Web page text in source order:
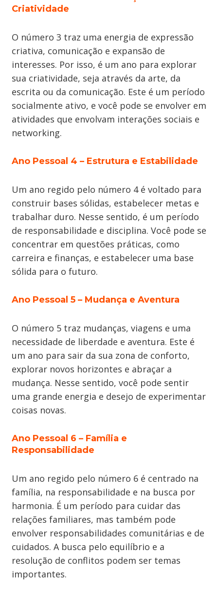
Criatividade
O número 3 traz uma energia de expressão
criativa, comunicação e expansão de
interesses. Por isso, é um ano para explorar
sua criatividade, seja através da arte, da
escrita ou da comunicação. Este é um período
socialmente ativo, e você pode se envolver em
atividades que envolvam interações sociais e
networking.
Ano Pessoal 4 – Estrutura e Estabilidade
Um ano regido pelo número 4 é voltado para
construir bases sólidas, estabelecer metas e
trabalhar duro. Nesse sentido, é um período
de responsabilidade e disciplina. Você pode se
concentrar em questões práticas, como
carreira e finanças, e estabelecer uma base
sólida para o futuro.
Ano Pessoal 5 – Mudança e Aventura
O número 5 traz mudanças, viagens e uma
necessidade de liberdade e aventura. Este é
um ano para sair da sua zona de conforto,
explorar novos horizontes e abraçar a
mudança. Nesse sentido, você pode sentir
uma grande energia e desejo de experimentar
coisas novas.
Ano Pessoal 6 – Família e
Responsabilidade
Um ano regido pelo número 6 é centrado na
família, na responsabilidade e na busca por
harmonia. É um período para cuidar das
relações familiares, mas também pode
envolver responsabilidades comunitárias e de
cuidados. A busca pelo equilíbrio e a
resolução de conflitos podem ser temas
importantes.